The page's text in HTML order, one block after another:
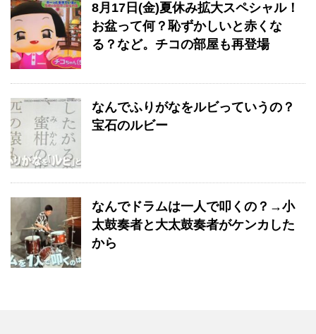
8月17日(金)夏休み拡大スペシャル！
お盆って何？恥ずかしいと赤くな
る？など。チコの部屋も再登場
なんでふりがなをルビっていうの？
宝石のルビー
なんでドラムは一人で叩くの？→小
太鼓奏者と大太鼓奏者がケンカした
から